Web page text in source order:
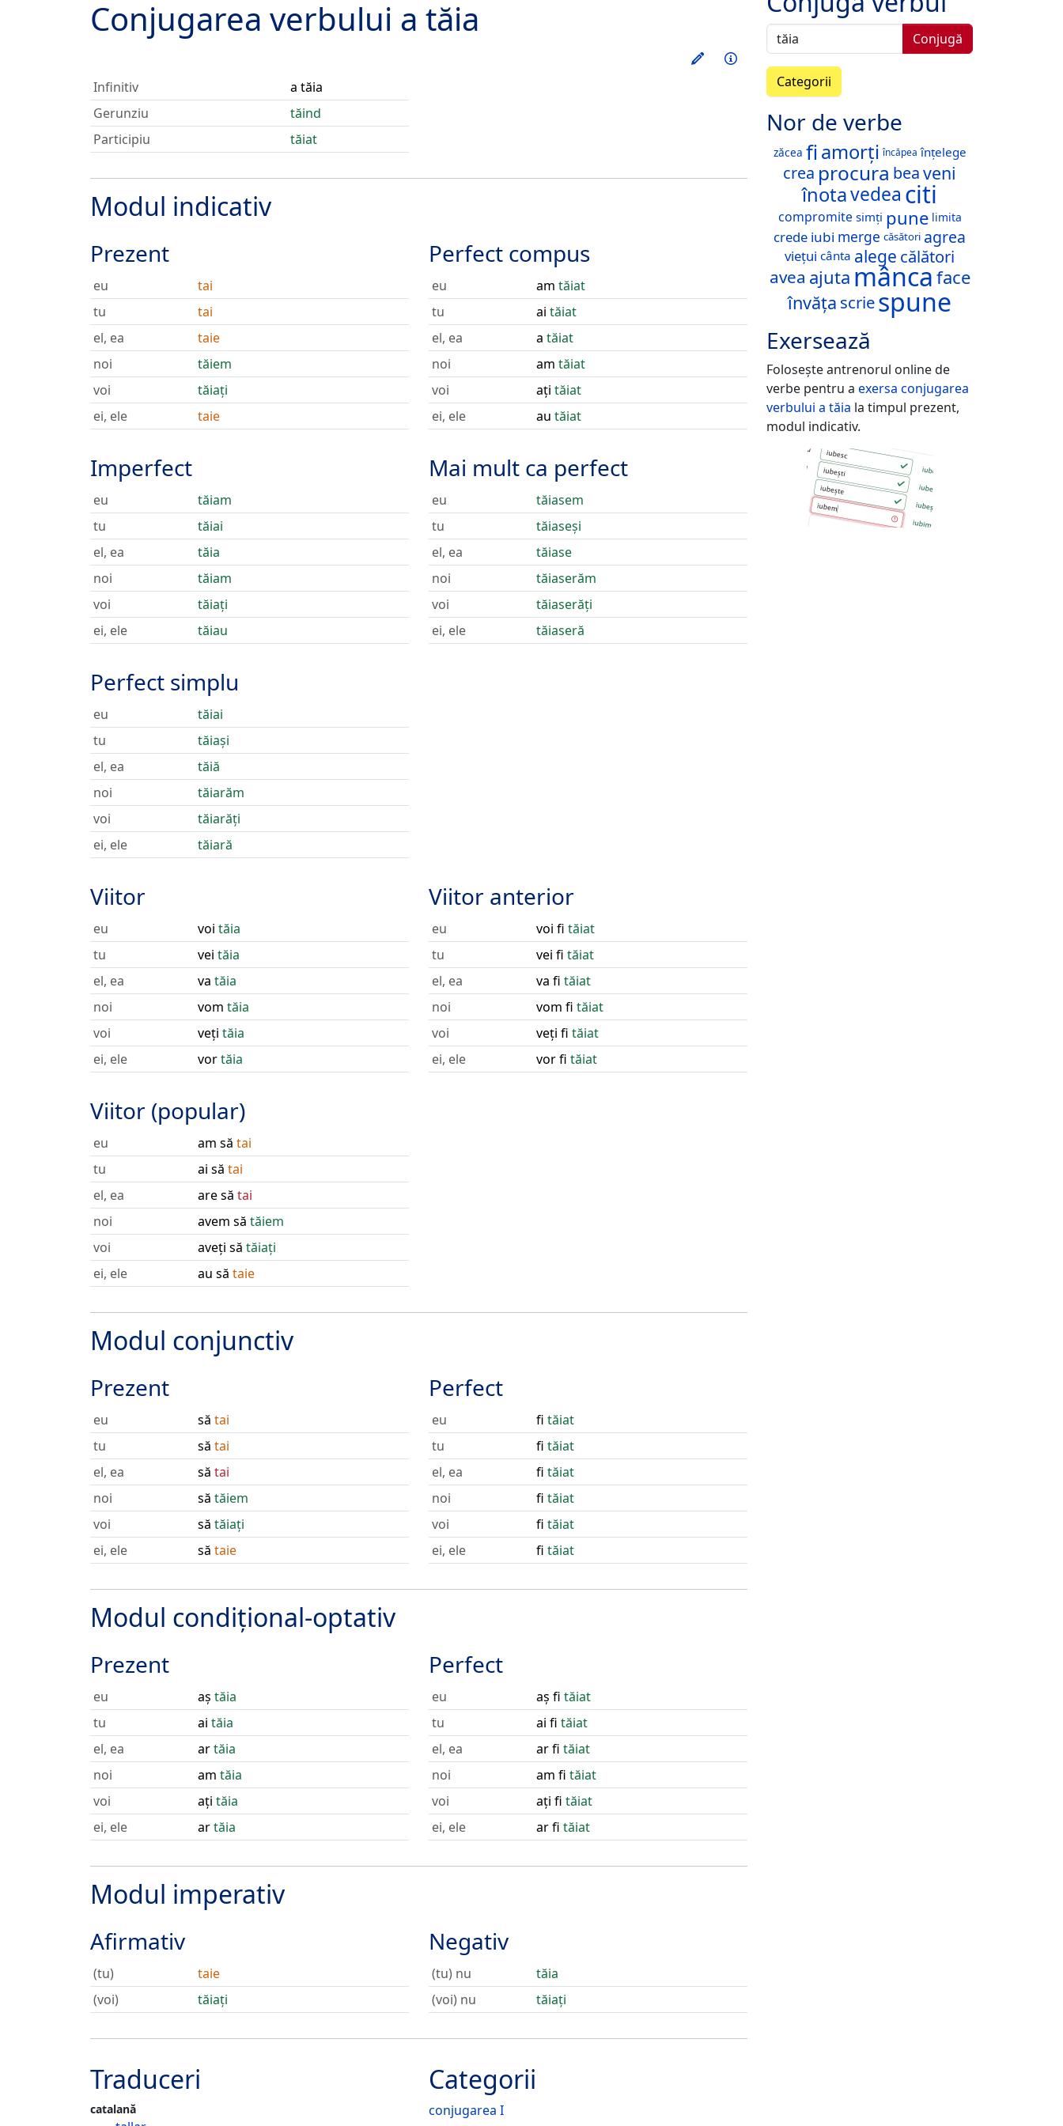
Conjugarea verbului a tăia
Exersează acest verb
Informații
Infinitiv
a tăia
Gerunziu
tăind
Participiu
tăiat
Modul indicativ
Prezent
eu
tai
tu
tai
el, ea
taie
noi
tăiem
voi
tăiați
ei, ele
taie
Imperfect
eu
tăiam
tu
tăiai
el, ea
tăia
noi
tăiam
voi
tăiați
ei, ele
tăiau
Perfect simplu
eu
tăiai
tu
tăiași
el, ea
tăiă
noi
tăiarăm
voi
tăiarăți
ei, ele
tăiară
Perfect compus
eu am tăiat
tu
ai tăiat
el, ea
a tăiat
noi
am tăiat
voi
ați tăiat
ei, ele
au tăiat
Mai mult ca perfect
eu
tăiasem
tu
tăiaseși
el, ea
tăiase
noi
tăiaserăm
voi
tăiaserăți
ei, ele
tăiaseră
Viitor
eu voi tăia
tu
vei tăia
el, ea
va tăia
noi
vom tăia
voi
veți tăia
ei, ele
vortăia
Viitor (popular)
eu am să tai
tu
ai să tai
el, ea
are să tai
noi
avem să tăiem
voi
aveți să tăiați
ei, ele
au să taie
Viitor anterior
eu voi fi tăiat
tu
vei fi tăiat
el, ea
va fi tăiat
noi
vom fi tăiat
voi
veți fi tăiat
ei, ele
vor fi tăiat
Modul conjunctiv
Prezent
eu să tai
tu
să tai
el, ea
să tai
noi
să tăiem
voi
să tăiați
ei, ele
să taie
Perfect
eu fi tăiat
tu
fi tăiat
el, ea
fi tăiat
noi
fi tăiat
voi
fi tăiat
ei, ele
fi tăiat
Modul condițional-optativ
Prezent
eu aș tăia
tu
ai tăia
el, ea
artăia
noi
am tăia
voi
ați tăia
ei, ele
artăia
Perfect
eu aș fi tăiat
tu
ai fi tăiat
el, ea
ar fi tăiat
noi
am fi tăiat
voi
ați fi tăiat
ei, ele
ar fi tăiat
Modul imperativ
Afirmativ
(tu)
taie
(voi)
tăiați
Negativ
(tu) nu
tăia
(voi) nu
tăiați
Categorii
conjugarea I
Traduceri
catalană
Conjugă
Categorii
Nor de verbe
zăcea fiamorți încăpea înțelege
crea procura beaveni
înotavedea citi
compromite simți pune limita
crede iubi merge căsători agrea
viețui cânta alege călători
avea ajuta mânca face
învăța scriespune
Exersează
Folosește antrenorul online de
verbe pentru a exersa conjugarea
verbului a tăia la timpul prezent,
modul indicativ.